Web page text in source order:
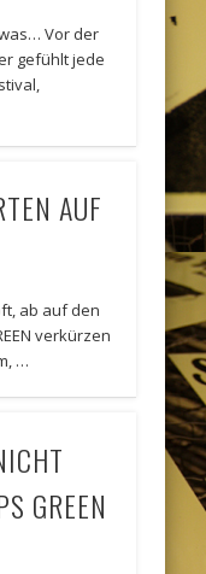
was… Vor der
gefühlt jede
AUF
ab auf den
verkürzen
…
GREEN